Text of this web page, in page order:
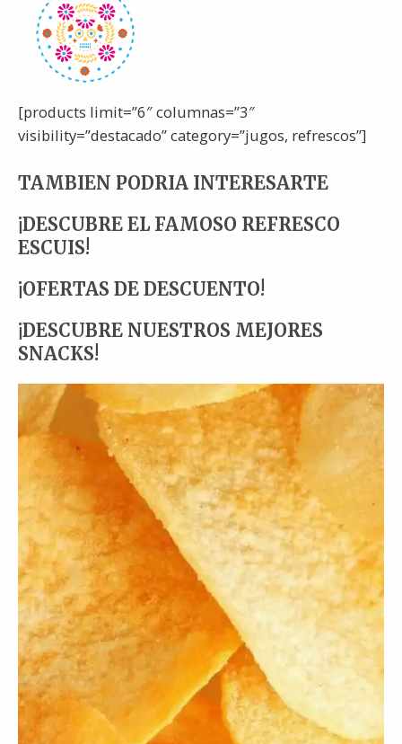
[products limit=”6″ columnas=”3″
visibility=”destacado” category=”jugos, refrescos”]
TAMBIEN PODRIA INTERESARTE
¡DESCUBRE EL FAMOSO REFRESCO
ESCUIS!
¡OFERTAS DE DESCUENTO!
¡DESCUBRE NUESTROS MEJORES
SNACKS!